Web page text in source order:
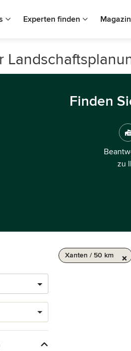
Experten finden Magazin
Finden
zu
Xanten / 50 km